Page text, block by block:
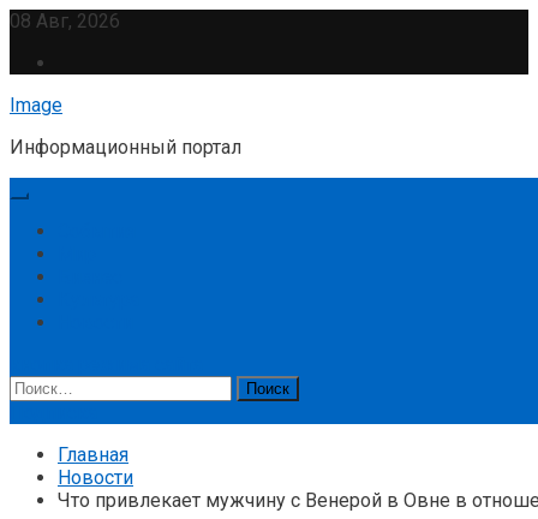
Перейти
содержимому
08 Авг, 2026
Image
Информационный портал
Найти:
Главная
Новости
Что привлекает мужчину с Венерой в Овне в